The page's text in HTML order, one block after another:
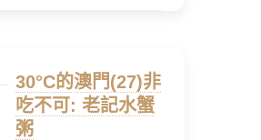
30°C的澳門(27)非
吃不可: 老記水蟹
粥